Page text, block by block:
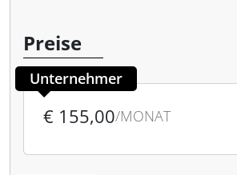
Preise
Unternehmer
€ 155,00/MONAT